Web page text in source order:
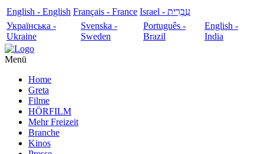
English - English Français - France
עִבְרִית - Israel
Українська -
Ukraine
Svenska -
Sweden
Português -
Brazil
English -
India
Menü
Home
Greta
Filme
HÖRFILM
Mehr Freizeit
Branche
Kinos